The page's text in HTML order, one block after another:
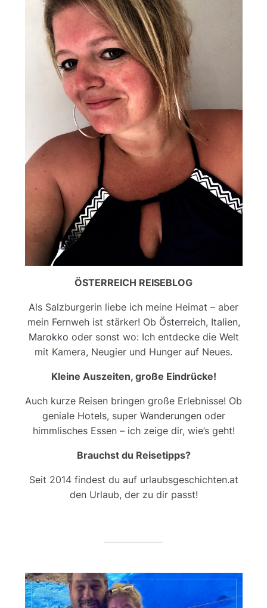
ÖSTERREICH REISEBLOG
Als Salzburgerin liebe ich meine Heimat – aber
mein Fernweh ist stärker! Ob Österreich, Italien,
Marokko oder sonst wo: Ich entdecke die Welt
mit Kamera, Neugier und Hunger auf Neues.
Kleine Auszeiten, große Eindrücke!
Auch kurze Reisen bringen große Erlebnisse! Ob
geniale Hotels, super Wanderungenoder
himmlisches Essen – ich zeige dir, wie’s geht!
Brauchst du Reisetipps?
Seit 2014 findest du auf urlaubsgeschichten.at
den Urlaub, der zu dir passt!